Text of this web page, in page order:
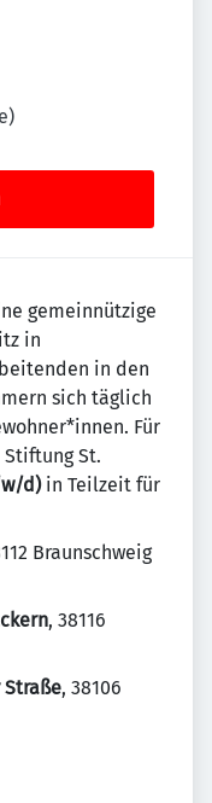
gemeinnützige
in
in den
sich täglich
Für
St.
d)in Teilzeit für
Braunschweig
, 38116
, 38106